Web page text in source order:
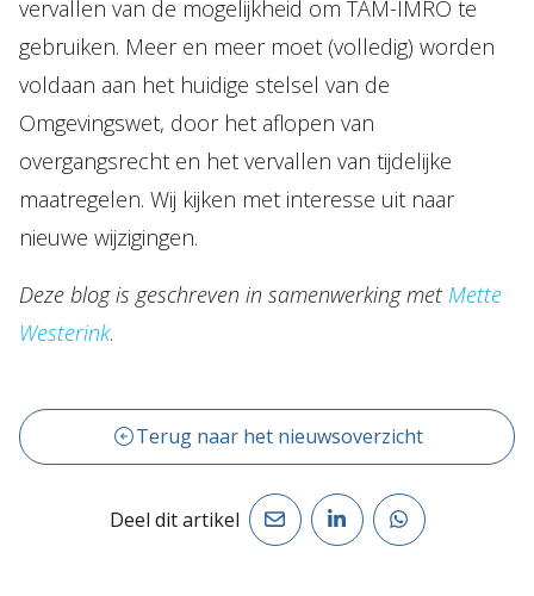
vervallen van de mogelijkheid om TAM-IMRO te
gebruiken. Meer en meer moet (volledig) worden
voldaan aan het huidige stelsel van de
Omgevingswet, door het aflopen van
overgangsrecht en het vervallen van tijdelijke
maatregelen. Wij kijken met interesse uit naar
nieuwe wijzigingen.
Deze blog is geschreven in samenwerking met Mette
Westerink.
Terug naar het nieuwsoverzicht
Deel dit artikel